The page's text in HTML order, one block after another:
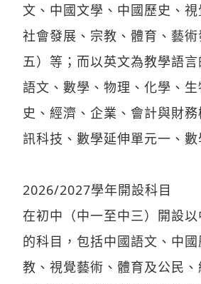
文、中國文學、中國歷史、
社會發展、宗教、體育、藝
五）等；而以英文為教學語
語文、數學、物理、化學、
史、經濟、企業、會計與財
訊科技、數學延伸單元一、數
2026/2027學年開設科目
在初中（中一至中三）開設
的科目，包括中國語文、中
教、視覺藝術、體育及公民、